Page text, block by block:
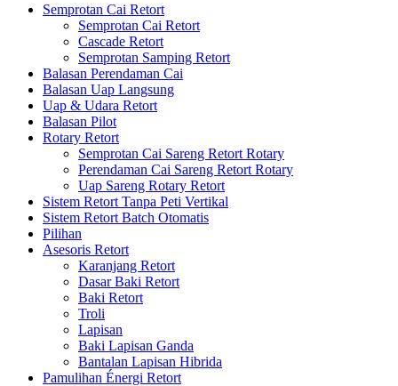
Semprotan Cai Retort
Semprotan Cai Retort
Cascade Retort
Semprotan Samping Retort
Balasan Perendaman Cai
Balasan Uap Langsung
Uap & Udara Retort
Balasan Pilot
Rotary Retort
Semprotan Cai Sareng Retort Rotary
Perendaman Cai Sareng Retort Rotary
Uap Sareng Rotary Retort
Sistem Retort Tanpa Peti Vertikal
Sistem Retort Batch Otomatis
Pilihan
Asesoris Retort
Karanjang Retort
Dasar Baki Retort
Baki Retort
Troli
Lapisan
Baki Lapisan Ganda
Bantalan Lapisan Hibrida
Pamulihan Énergi Retort